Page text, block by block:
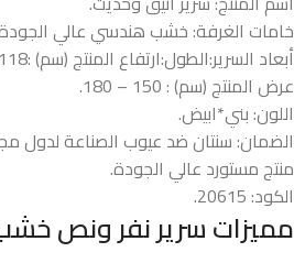
خامات الغرفة: خشب هندسي عالي
عرض المنتج (سم) : 150 – 180.
اللون: بني*ابيض.
الضمان: سنتان ضد عيوب الصناعة لدول
منتج مستورد عالي الجودة.
الكود: 20615.
مميزات سرير نفر ونص